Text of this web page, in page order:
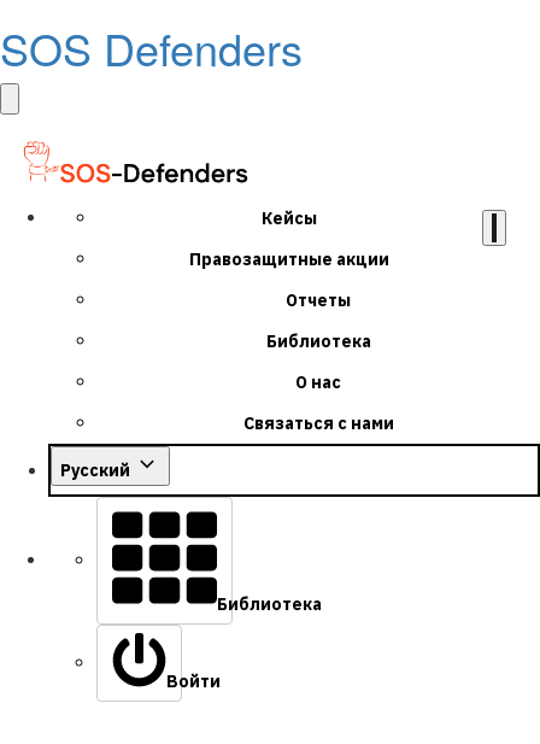
SOS Defenders
Кейсы
Правозащитные акции
Отчеты
Библиотека
О нас
Связаться с нами
Русский
Библиотека
Войти